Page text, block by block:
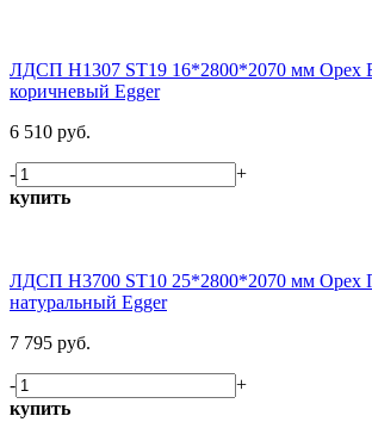
ЛДСП H1307 ST19 16*2800*2070 мм Орех
коричневый Egger
6 510 руб.
-
+
купить
ЛДСП H3700 ST10 25*2800*2070 мм Орех
натуральный Egger
7 795 руб.
-
+
купить